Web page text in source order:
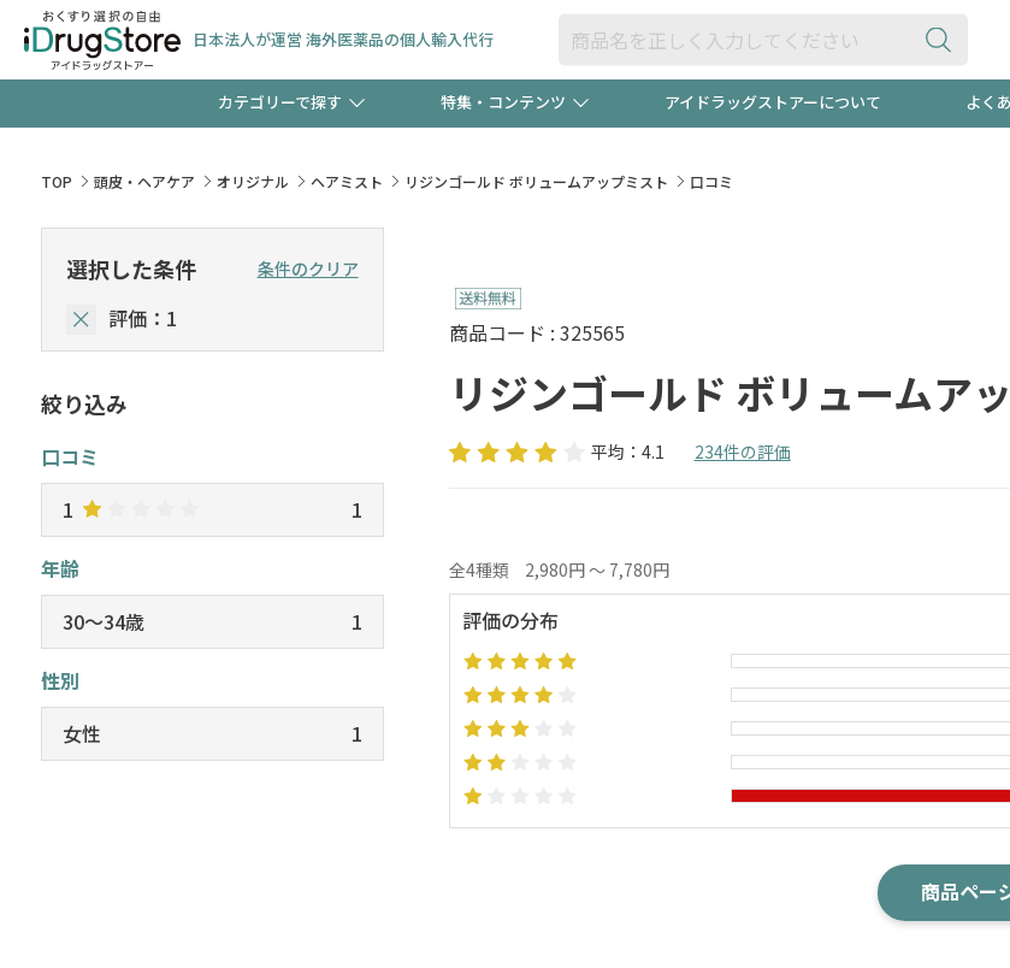
日本法人が運営 海外医薬品の個人輸入代行
カテゴリーで探す
ペット用品
特集・コンテンツ
【早割】お得なクーポン"3種類"出現中！今月のスト
新規登録で！今すぐ使えるクーポンプレゼント中！！
友だち大募集！限定クーポンも不定期配信
アイドラッグストアーについて よく
TOP 頭皮・ヘアケア オリジナル ヘアミスト リジンゴールド ボリュームアップミスト 口コミ
商品コード : 325565
リジンゴールド ボリュームア
平均：4.1 234件の評価
全4種類 2,980円 ～ 7,780円
評価の分布
商品ペー
選択した条件 条件のクリア
評価：1
絞り込み
口コミ
1
1
年齢
30～34歳
1
性別
女性
1